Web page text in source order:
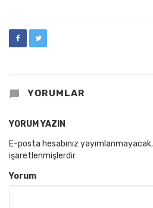
YORUMLAR
YORUM YAZIN
E-posta hesabınız yayımlanmayacak.
işaretlenmişlerdir
Yorum